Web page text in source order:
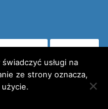
karcie)Facebook
usługi na
ze strony oznacza,